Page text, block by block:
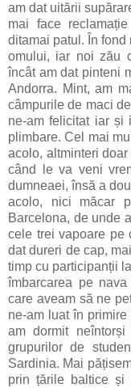
am dat uitării
mai face
ditamai patul. În
omului, iar noi zău
încât am dat pinteni
Andorra. Mint, am
câmpurile de maci
ne-am felicitat iar și
plimbare. Cel mai
acolo, altminteri
când le va veni
dumneaei, însă a
acolo, nici măcar
Barcelona, de unde
cele trei vapoare pe
dat dureri de cap,
timp cu participanții
îmbarcarea pe
care aveam să ne
ne-am luat în
am dormit
grupurilor de
Sardinia. Mai
prin țările baltice și